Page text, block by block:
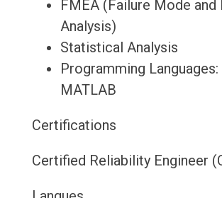
FMEA (Failure Mode
Analysis)
Statistical Analysis
Programming Languages:
MATLAB
Certifications
Certified Reliability Engineer